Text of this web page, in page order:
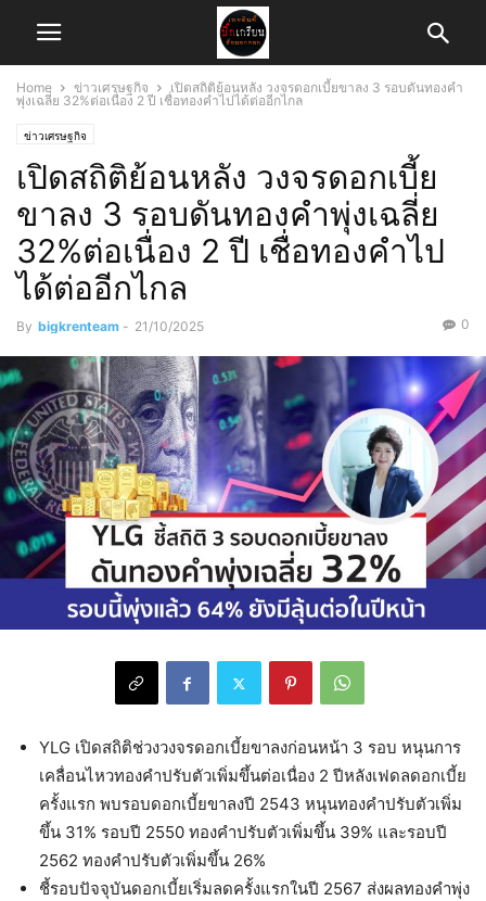
Home ข่าวเศรษฐกิจ
เปิดสถิติย้อนหลัง วงจรดอกเบี้ยขาลง 3 รอบดันทองคำ
พุ่งเฉลี่ย 32%ต่อเนื่อง 2 ปี เชื่อทองคำไปได้ต่ออีกไกล
ข่าวเศรษฐกิจ
เปิดสถิติย้อนหลัง วงจรดอกเบี้ย
ขาลง 3 รอบดันทองคำพุ่งเฉลี่ย
32%ต่อเนื่อง 2 ปี เชื่อทองคำไป
ได้ต่ออีกไกล
By bigkrenteam - 21/10/2025 0
YLG เปิดสถิติช่วงวงจรดอกเบี้ยขาลงก่อนหน้า 3 รอบ หนุนการ
เคลื่อนไหวทองคำปรับตัวเพิ่มขึ้นต่อเนื่อง 2 ปีหลังเฟดลดอกเบี้ย
ครั้งแรก พบรอบดอกเบี้ยขาลงปี 2543 หนุนทองคำปรับตัวเพิ่ม
ขึ้น 31% รอบปี 2550 ทองคำปรับตัวเพิ่มขึ้น 39% และรอบปี
2562 ทองคำปรับตัวเพิ่มขึ้น 26%
ชี้รอบปัจจุบันดอกเบี้ยเริ่มลดครั้งแรกในปี 2567 ส่งผลทองคำพุ่ง